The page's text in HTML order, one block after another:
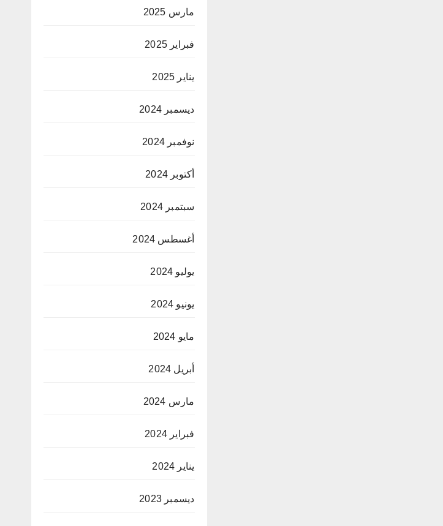
مارس 2025
فبراير 2025
يناير 2025
ديسمبر 2024
نوفمبر 2024
أكتوبر 2024
سبتمبر 2024
أغسطس 2024
يوليو 2024
يونيو 2024
مايو 2024
أبريل 2024
مارس 2024
فبراير 2024
يناير 2024
ديسمبر 2023